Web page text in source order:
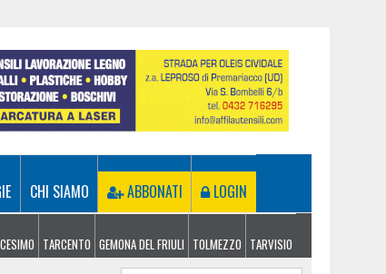
CHI SIAMO ABBONATI LOGIN
TARCENTO GEMONA DEL FRIULI TOLMEZZO TARVISIO